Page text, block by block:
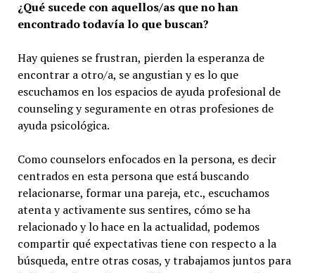
¿Qué sucede con aquellos/as que no han
encontrado todavía lo que buscan?
Hay quienes se frustran, pierden la esperanza de
encontrar a otro/a, se angustian y es lo que
escuchamos en los espacios de ayuda profesional de
counseling y seguramente en otras profesiones de
ayuda psicológica.
Como counselors enfocados en la persona, es decir
centrados en esta persona que está buscando
relacionarse, formar una pareja, etc., escuchamos
atenta y activamente sus sentires, cómo se ha
relacionado y lo hace en la actualidad, podemos
compartir qué expectativas tiene con respecto a la
búsqueda, entre otras cosas, y trabajamos juntos para